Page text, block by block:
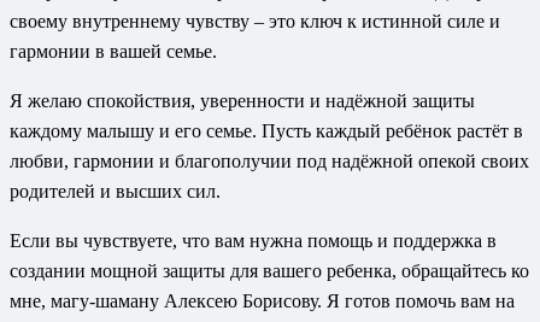
своему внутреннему чувству – это ключ к истинной силе и
гармонии в вашей семье.
Я желаю спокойствия, уверенности и надёжной защиты
каждому малышу и его семье. Пусть каждый ребёнок растёт в
любви, гармонии и благополучии под надёжной опекой своих
родителей и высших сил.
Если вы чувствуете, что вам нужна помощь и поддержка в
создании мощной защиты для вашего ребенка, обращайтесь ко
мне, магу-шаману Алексею Борисову. Я готов помочь вам на